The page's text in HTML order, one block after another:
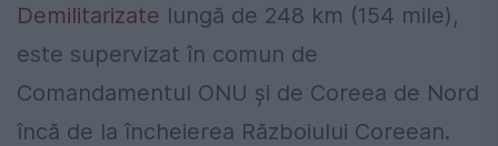
Demilitarizate lungă de 248 km (154 mile),
este supervizat în comun de
Comandamentul ONU și de Coreea de Nord
încă de la încheierea Războiului Coreean.